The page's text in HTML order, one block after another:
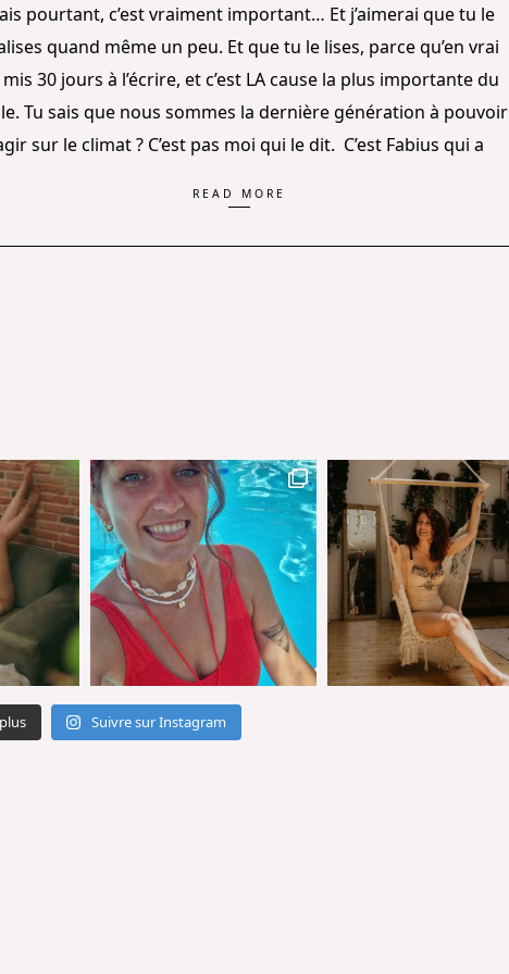
pourtant, c’est vraiment important… Et j’aimerai que tu le
quand même un peu. Et que tu le lises, parce qu’en vrai
mis 30 jours à l’écrire, et c’est LA cause la plus importante du
Tu sais que nous sommes la dernière génération à pouvoir
sur le climat ? C’est pas moi qui le dit. C’est Fabius qui a
READ MORE
Suivre sur Instagram